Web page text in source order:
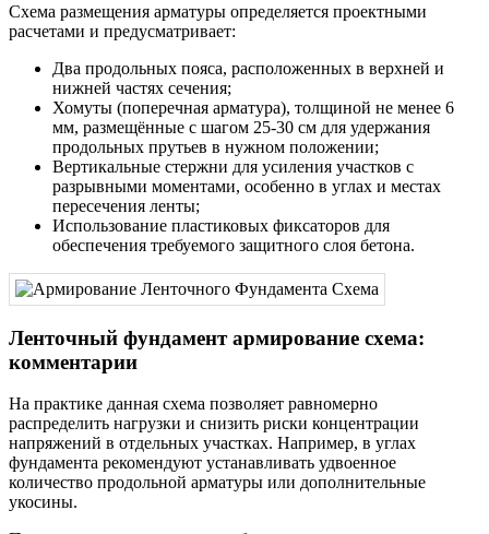
Схема размещения арматуры определяется проектными
расчетами и предусматривает:
Два продольных пояса, расположенных в верхней и
нижней частях сечения;
Хомуты (поперечная арматура), толщиной не менее 6
мм, размещённые с шагом 25-30 см для удержания
продольных прутьев в нужном положении;
Вертикальные стержни для усиления участков с
разрывными моментами, особенно в углах и местах
пересечения ленты;
Использование пластиковых фиксаторов для
обеспечения требуемого защитного слоя бетона.
Ленточный фундамент армирование схема:
комментарии
На практике данная схема позволяет равномерно
распределить нагрузки и снизить риски концентрации
напряжений в отдельных участках. Например, в углах
фундамента рекомендуют устанавливать удвоенное
количество продольной арматуры или дополнительные
укосины.